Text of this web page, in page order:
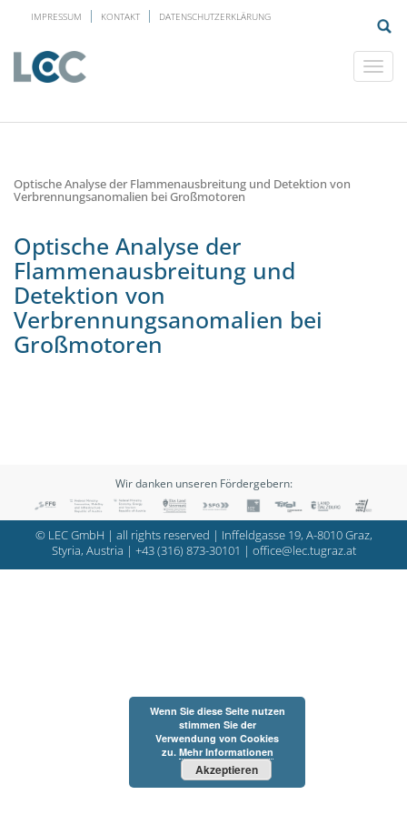
IMPRESSUM KONTAKT DATENSCHUTZERKLÄRUNG
Optische Analyse der Flammenausbreitung und Detektion von
Verbrennungsanomalien bei Großmotoren
Optische Analyse der
Flammenausbreitung und
Detektion von
Verbrennungsanomalien bei
Großmotoren
Wir danken unseren Fördergebern:
© LEC GmbH | all rights reserved | Inffeldgasse 19, A-8010 Graz,
Styria, Austria | +43 (316) 873-30101 | office@lec.tugraz.at
Wenn Sie diese Seite nutzen
stimmen Sie der
Verwendung von Cookies
zu. Mehr Informationen
Akzeptieren